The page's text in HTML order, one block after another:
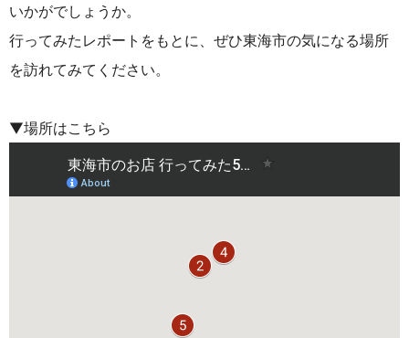
いかがでしょうか。
行ってみたレポートをもとに、ぜひ東海市の気になる場所
を訪れてみてください。
▼場所はこちら